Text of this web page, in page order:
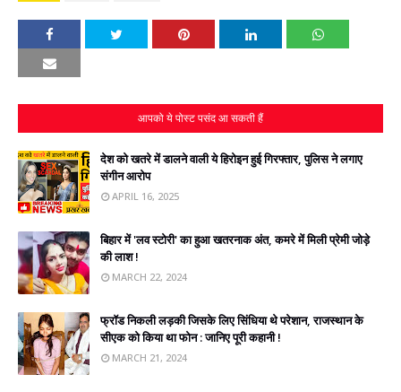
आपको ये पोस्ट पसंद आ सकती हैं
देश को खतरे में डालने वाली ये हिरोइन हुई गिरफ्तार, पुलिस ने लगाए
संगीन आरोप
APRIL 16, 2025
बिहार में 'लव स्टोरी' का हुआ खतरनाक अंत, कमरे में मिली प्रेमी जोड़े
की लाश !
MARCH 22, 2024
फ्रॉड निकली लड़की जिसके लिए सिंधिया थे परेशान, राजस्‍थान के
सीएक को किया था फोन : जानिए पूरी कहानी !
MARCH 21, 2024